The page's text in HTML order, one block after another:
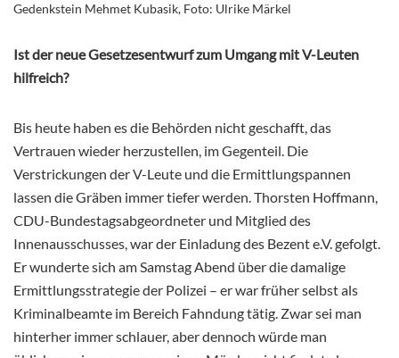
Gedenkstein Mehmet Kubasik, Foto: Ulrike Märkel
Ist der neue Gesetzesentwurf zum Umgang mit V-Leuten
hilfreich?
Bis heute haben es die Behörden nicht geschafft, das
Vertrauen wieder herzustellen, im Gegenteil. Die
Verstrickungen der V-Leute und die Ermittlungspannen
lassen die Gräben immer tiefer werden. Thorsten Hoffmann,
CDU-Bundestagsabgeordneter und Mitglied des
Innenausschusses, war der Einladung des Bezent e.V. gefolgt.
Er wunderte sich am Samstag Abend über die damalige
Ermittlungsstrategie der Polizei – er war früher selbst als
Kriminalbeamte im Bereich Fahndung tätig. Zwar sei man
hinterher immer schlauer, aber dennoch würde man